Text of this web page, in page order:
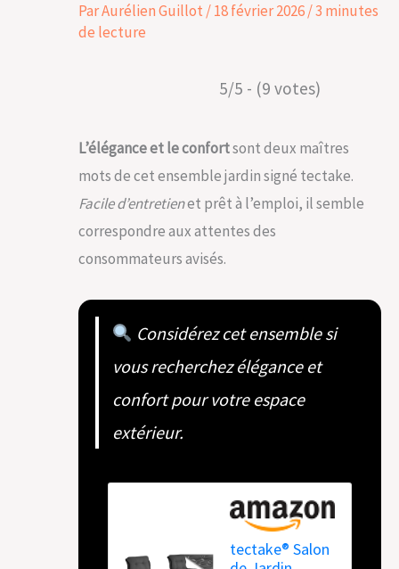
ParAurélien Guillot /18 février 2026/3 minutes
de lecture
5/5 - (9 votes)
L’élégance et le confortsont deux maîtres
mots de cet ensemble jardin signé tectake.
Facile d’entretienet prêt à l’emploi, il semble
correspondre aux attentes des
consommateurs avisés.
Considérez cet ensemble si
vous recherchez élégance et
confort pour votre espace
extérieur.
tectake® Salon